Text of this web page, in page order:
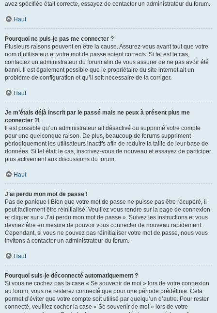
avez spécifiée était correcte, essayez de contacter un administrateur du forum.
Haut
Pourquoi ne puis-je pas me connecter ?
Plusieurs raisons peuvent en être la cause. Assurez-vous avant tout que votre
nom d’utilisateur et votre mot de passe soient corrects. Si tel est le cas,
contactez un administrateur du forum afin de vous assurer de ne pas avoir été
banni. Il est également possible que le propriétaire du site internet ait un
problème de configuration et qu’il soit nécessaire de la corriger.
Haut
Je m’étais déjà inscrit par le passé mais ne peux à présent plus me
connecter ?!
Il est possible qu’un administrateur ait désactivé ou supprimé votre compte
pour une quelconque raison. De plus, beaucoup de forums suppriment
périodiquement les utilisateurs inactifs afin de réduire la taille de leur base de
données. Si tel était le cas, inscrivez-vous de nouveau et essayez de participer
plus activement aux discussions du forum.
Haut
J’ai perdu mon mot de passe !
Pas de panique ! Bien que votre mot de passe ne puisse pas être récupéré, il
peut facilement être réinitialisé. Veuillez vous rendre sur la page de connexion
et cliquer sur « J’ai perdu mon mot de passe ». Suivez les instructions et vous
devriez être en mesure de pouvoir vous connecter de nouveau rapidement.
Cependant, si vous ne pouvez pas réinitialiser votre mot de passe, nous vous
invitons à contacter un administrateur du forum.
Haut
Pourquoi suis-je déconnecté automatiquement ?
Si vous ne cochez pas la case « Se souvenir de moi » lors de votre connexion
au forum, vous ne resterez connecté que pour une période prédéfinie. Cela
permet d’éviter que votre compte soit utilisé par quelqu’un d’autre. Pour rester
connecté, veuillez cocher la case « Se souvenir de moi » lors de votre